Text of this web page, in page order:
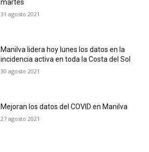
martes
31 agosto 2021
Manilva lidera hoy lunes los datos en la
incidencia activa en toda la Costa del Sol
30 agosto 2021
Mejoran los datos del COVID en Manilva
27 agosto 2021